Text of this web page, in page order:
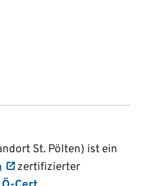
St. Pölten) ist ein
zertifizierter